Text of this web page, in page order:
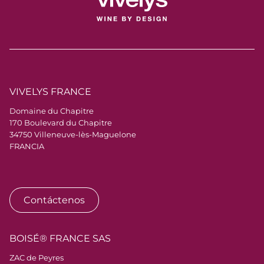
VIVELYS FRANCE
Domaine du Chapitre
170 Boulevard du Chapitre
34750 Villeneuve-lès-Maguelone
FRANCIA
Contáctenos
BOISÉ® FRANCE SAS
ZAC de Peyres